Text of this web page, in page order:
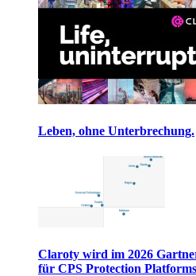
Leben, ohne Unterbrechung.
Claroty wird im 2026
für CPS Protection